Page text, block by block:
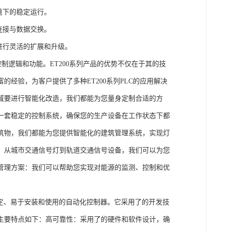
的稳定运行。
与数据交换。
灵活的扩展和升级。
逻辑和功能。ET200系列产品的优势不仅在于其的技
经验，为客户提供了多种ET200系列PLC的应用解决
进行智能化改造，我们都能为您量身定制合适的方
稳定的控制系统，确保您的生产设备在工作状态下都
，我们都能为您提供智能化的建筑管理系统，实现灯
城市交通信号灯到轨道交通信号设备，我们可以为您
方案：我们可以帮助您实现对能源的监测、控制和优
于安装和使用的自动化控制器。它采用了的开发技
特点如下：高可靠性：采用了的硬件和软件设计，确